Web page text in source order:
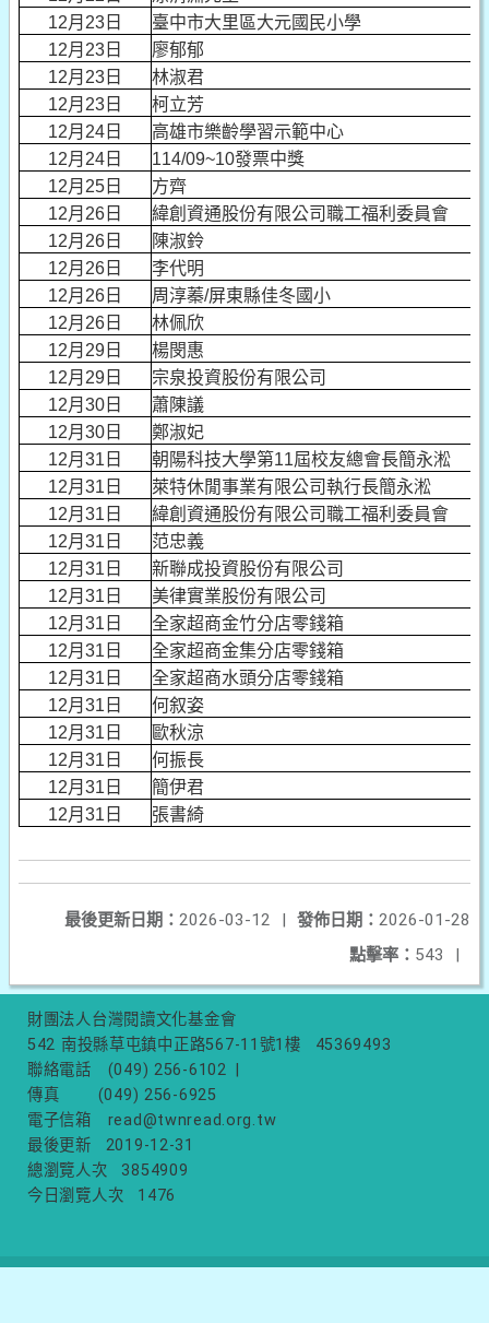
12月23日
臺中市大里區大元國民小學
12月23日
廖郁郁
12月23日
林淑君
12月23日
柯立芳
12月24日
高雄市樂齡學習示範中心
12月24日
114/09~10發票中獎
12月25日
方齊
12月26日
緯創資通股份有限公司職工福利委員會
12月26日
陳淑鈴
12月26日
李代明
12月26日
周淳蓁/屏東縣佳冬國小
12月26日
林佩欣
12月29日
楊閔惠
12月29日
宗泉投資股份有限公司
12月30日
蕭陳議
12月30日
鄭淑妃
12月31日
朝陽科技大學第11屆校友總會長簡永淞
12月31日
萊特休閒事業有限公司執行長簡永淞
12月31日
緯創資通股份有限公司職工福利委員會
12月31日
范忠義
12月31日
新聯成投資股份有限公司
12月31日
美律實業股份有限公司
12月31日
全家超商金竹分店零錢箱
12月31日
全家超商金集分店零錢箱
12月31日
全家超商水頭分店零錢箱
12月31日
何叙姿
12月31日
歐秋涼
12月31日
何振長
12月31日
簡伊君
12月31日
張書綺
發佈日期： 2026-01-28
最後更新日期： 2026-03-12
|
點擊率： 543 |
財團法人台灣閱讀文化基金會
542 南投縣草屯鎮中正路567-11號1樓
45369493
聯絡電話
(049) 256-6102
傳真
(049) 256-6925
電子信箱
read@twnread.org.tw
最後更新
2019-12-31
總瀏覽人次
3854909
今日瀏覽人次
1476